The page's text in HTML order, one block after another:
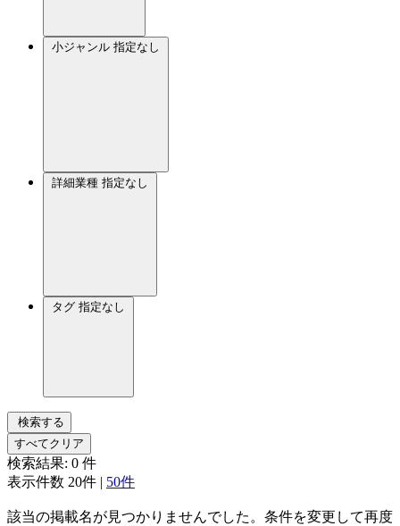
小ジャンル 指定なし
詳細業種 指定なし
タグ 指定なし
検索する
すべてクリア
検索結果: 0 件
表示件数 20件 | 50件
該当の掲載名が見つかりませんでした。条件を変更して再度